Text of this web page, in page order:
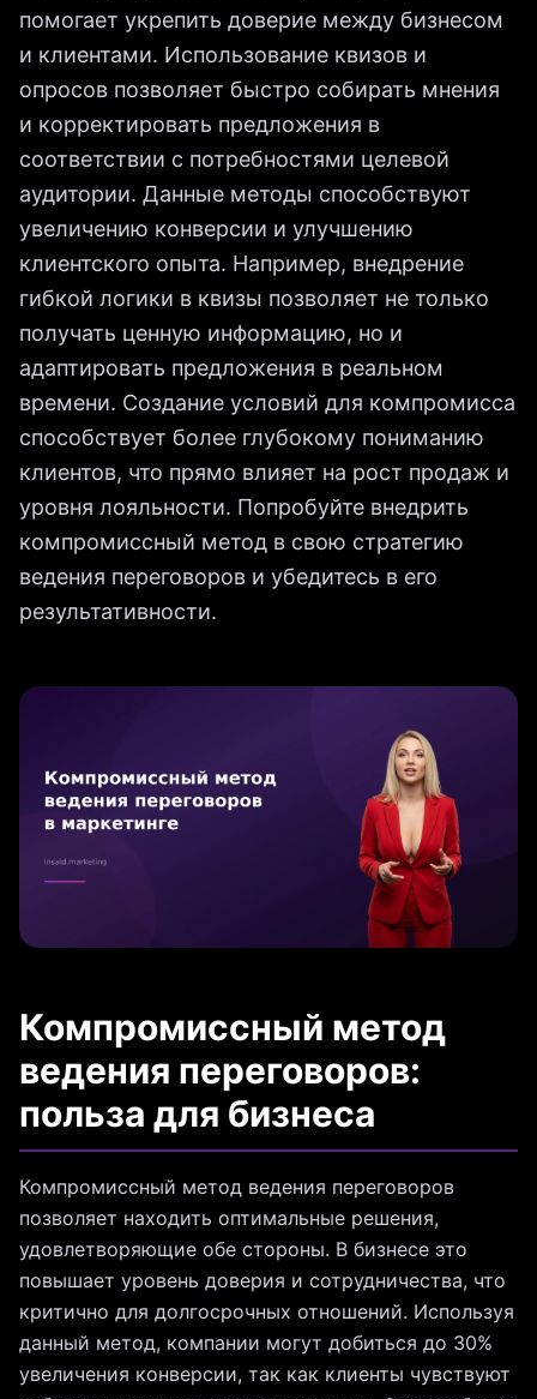
помогает укрепить доверие между бизнесом
и клиентами. Использование квизов и
опросов позволяет быстро собирать мнения
и корректировать предложения в
соответствии с потребностями целевой
аудитории. Данные методы способствуют
увеличению конверсии и улучшению
клиентского опыта. Например, внедрение
гибкой логики в квизы позволяет не только
получать ценную информацию, но и
адаптировать предложения в реальном
времени. Создание условий для компромисса
способствует более глубокому пониманию
клиентов, что прямо влияет на рост продаж и
уровня лояльности. Попробуйте внедрить
компромиссный метод в свою стратегию
ведения переговоров и убедитесь в его
результативности.
Компромиссный метод
ведения переговоров:
польза для бизнеса
Компромиссный метод ведения переговоров
позволяет находить оптимальные решения,
удовлетворяющие обе стороны. В бизнесе это
повышает уровень доверия и сотрудничества, что
критично для долгосрочных отношений. Используя
данный метод, компании могут добиться до 30%
увеличения конверсии, так как клиенты чувствуют